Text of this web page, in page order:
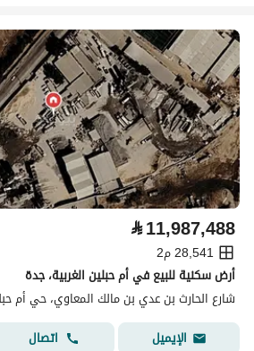
⃁11,987,488
28,541 م2
أرض سكنية للبيع في أم حبلين الغربية، جدة
شارع الحارث بن عدي بن مالك المعاوي، حي أم
الإيميل
اتصال